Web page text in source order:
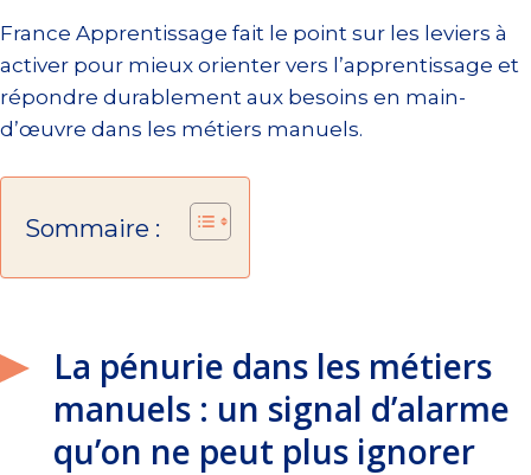
France Apprentissage fait le point sur les leviers à
activer pour mieux orienter vers l’apprentissage et
répondre durablement aux besoins en main-
d’œuvre dans les métiers manuels.
Sommaire :
La pénurie dans les métiers
manuels : un signal d’alarme
qu’on ne peut plus ignorer